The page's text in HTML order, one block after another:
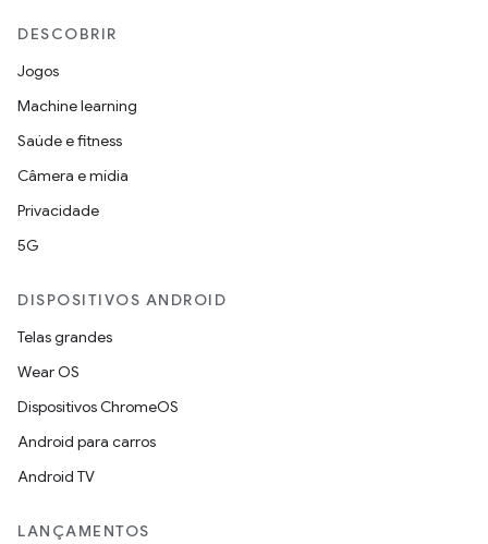
DESCOBRIR
Jogos
Machine learning
Saúde e fitness
Câmera e mídia
Privacidade
5G
DISPOSITIVOS ANDROID
Telas grandes
Wear OS
Dispositivos ChromeOS
Android para carros
Android TV
LANÇAMENTOS